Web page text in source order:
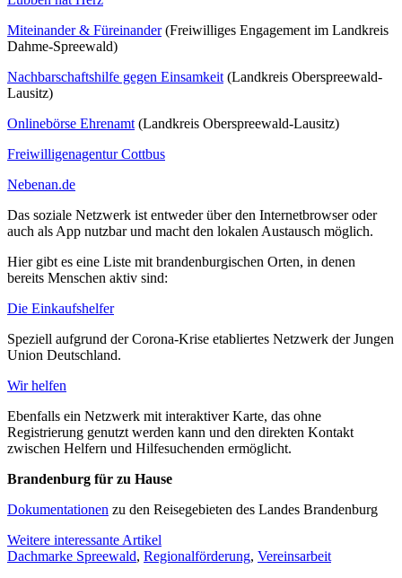
Miteinander & Füreinander(Freiwilliges Engagement im Landkreis
Dahme-Spreewald)
Nachbarschaftshilfe gegen Einsamkeit (Landkreis Oberspreewald-
Lausitz)
Onlinebörse Ehrenamt (Landkreis Oberspreewald-Lausitz)
Freiwilligenagentur Cottbus
Nebenan.de
Das soziale Netzwerk ist entweder über den Internetbrowser oder
auch als App nutzbar und macht den lokalen Austausch möglich.
Hier gibt es eine Liste mit brandenburgischen Orten, in denen
bereits Menschen aktiv sind:
Die Einkaufshelfer
Speziell aufgrund der Corona-Krise etabliertes Netzwerk der Jungen
Union Deutschland.
Wir helfen
Ebenfalls ein Netzwerk mit interaktiver Karte, das ohne
Registrierung genutzt werden kann und den direkten Kontakt
zwischen Helfern und Hilfesuchenden ermöglicht.
Brandenburg für zu Hause
Dokumentationen zu den Reisegebieten des Landes Brandenburg
Weitere interessante Artikel
Dachmarke Spreewald, Regionalförderung, Vereinsarbeit